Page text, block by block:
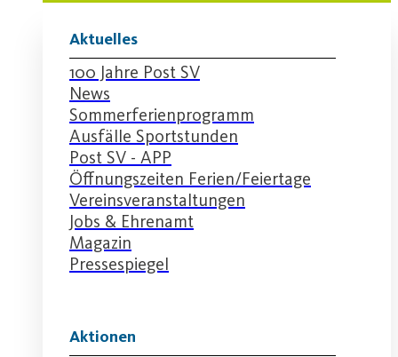
Aktuelles
100 Jahre Post SV
News
Sommerferienprogramm
Ausfälle Sportstunden
Post SV - APP
Öffnungszeiten Ferien/Feiertage
Vereinsveranstaltungen
Jobs & Ehrenamt
Magazin
Pressespiegel
Aktionen